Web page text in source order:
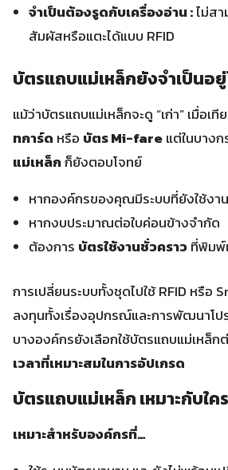
จำเป็นต้องรูดกับเครื่องอ่าน :ไม่ส
สัมผัสหรือแตะได้แบบ RFID
บัตรแถบแม่เหล็กยังจำเป็นอยู่
แม้ว่าบัตรแถบแม่เหล็กจะดู “เก่า” เมื่อเที
ทการ์ด หรือ บัตร Mi-fareแต่ในบาง
แม่เหล็กก็ยังตอบโจทย์
หากองค์กรของคุณมีระบบที่ยังใช้งา
หากงบประมาณต่อใบค่อนข้างจำกัด
ต้องการ บัตรใช้งานชั่วคราวที่พิมพ์
การเปลี่ยนระบบทั้งชุดไปใช้ RFID หรือ
ลงทุนทั้งเรื่องอุปกรณ์และการพัฒนาโ
บางองค์กรยังเลือกใช้บัตรแถบแม่เหล็ก
เวลาที่เหมาะสมในการอัปเกรด
บัตรแถบแม่เหล็ก เหมาะกับใค
เหมาะสำหรับองค์กรที่…